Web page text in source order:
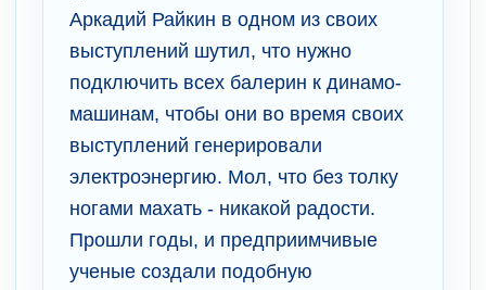
Аркадий Райкин в одном из своих
выступлений шутил, что нужно
подключить всех балерин к динамо-
машинам, чтобы они во время своих
выступлений генерировали
электроэнергию. Мол, что без толку
ногами махать - никакой радости.
Прошли годы, и предприимчивые
ученые создали подобную